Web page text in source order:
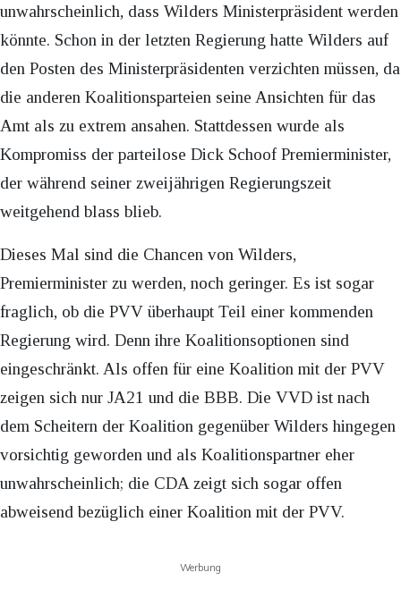
unwahrscheinlich, dass Wilders Ministerpräsident werden
könnte. Schon in der letzten Regierung hatte Wilders auf
den Posten des Ministerpräsidenten verzichten müssen, da
die anderen Koalitionsparteien seine Ansichten für das
Amt als zu extrem ansahen. Stattdessen wurde als
Kompromiss der parteilose Dick Schoof Premierminister,
der während seiner zweijährigen Regierungszeit
weitgehend blass blieb.
Dieses Mal sind die Chancen von Wilders,
Premierminister zu werden, noch geringer. Es ist sogar
fraglich, ob die PVV überhaupt Teil einer kommenden
Regierung wird. Denn ihre Koalitionsoptionen sind
eingeschränkt. Als offen für eine Koalition mit der PVV
zeigen sich nur JA21 und die BBB. Die VVD ist nach
dem Scheitern der Koalition gegenüber Wilders hingegen
vorsichtig geworden und als Koalitionspartner eher
unwahrscheinlich; die CDA zeigt sich sogar offen
abweisend bezüglich einer Koalition mit der PVV.
Werbung